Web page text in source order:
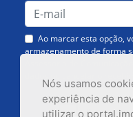
Nós usamos
experiência de
utilizar o
Ao marcar esta opção,
armazenamento de forma